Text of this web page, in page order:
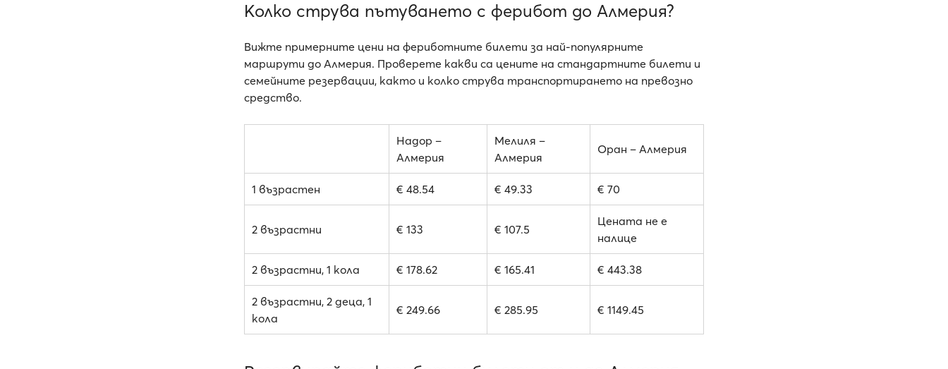
Колко струва пътуването с ферибот до Алмерия?
Вижте примерните цени на фериботните билети за най-популярните
маршрути до Алмерия. Проверете какви са цените на стандартните билети и
семейните резервации, както и колко струва транспортирането на превозно
средство.
Надор –
Алмерия
Мелиля –
Алмерия
Оран – Алмерия
1 възрастен € 48.54 € 49.33 € 70
2 възрастни € 133 € 107.5
Цената не е
налице
2 възрастни, 1 кола € 178.62 € 165.41 € 443.38
2 възрастни, 2 деца, 1
кола
€ 249.66 € 285.95 € 1149.45